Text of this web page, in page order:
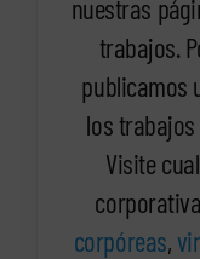
nuestras
trabajos.
publicamos
los trabajos
Visite
corpóreas,